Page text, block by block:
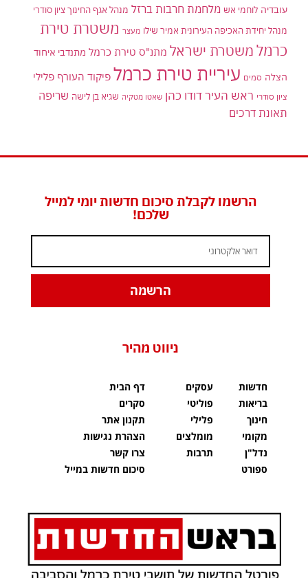
עובדיה לוחמי אש מלחמת חרבות ברזל מנהל אגף החינוך ציון סודרי
מנהל יחידת האכיפה העירונית אמיר שילו מעצר משטרת טירת
כרמלמשטרת ישראל מתנ"ס טירת כרמל מתנדבי איחוד
הצלה סמים עיריית טירת כרמל פיקוד העורף פלילי
ציון סודרי ראש העיר דודו כהן שאטו מטקיה שגיא בן לישה שריפה
תאונת דרכים
הרשמו לקבלת סיכום חדשות יומי למייל
שלכם!
הרשמה
ניווט מהיר
חדשות
בריאות
חינוך
מקומי
נדל"ן
ספורט
עסקים
פוליטי
פלילי
מומלצים
תרבות
דף הבית
סקרים
תקנון אתר
הצהרת נגישות
צרו קשר
סיכום חדשות במייל